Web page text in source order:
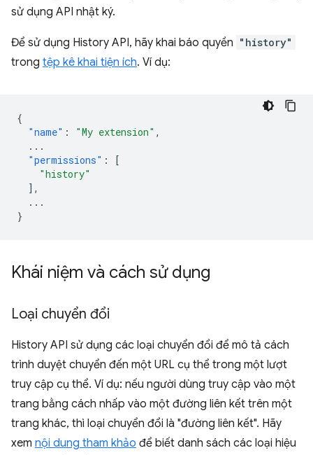
sử dụng API nhật ký.
Để sử dụng History API, hãy khai báo quyền "history"
trong tệp kê khai tiện ích. Ví dụ:
{
"name" : "My extension" ,
...
"permissions" :
[
"history"
],
...
}
Khái niệm và cách sử dụng
Loại chuyển đổi
History API sử dụng các loại chuyển đổi để mô tả cách
trình duyệt chuyển đến một URL cụ thể trong một lượt
truy cập cụ thể. Ví dụ: nếu người dùng truy cập vào một
trang bằng cách nhấp vào một đường liên kết trên một
trang khác, thì loại chuyển đổi là "đường liên kết". Hãy
xem nội dung tham khảo để biết danh sách các loại hiệu